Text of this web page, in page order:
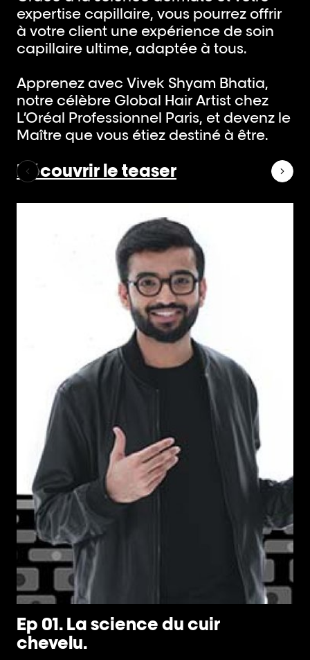
expertise capillaire, vous pourrez offrir
à votre client une expérience de soin
capillaire ultime, adaptée à tous.
Apprenez avec Vivek Shyam Bhatia,
notre célèbre Global Hair Artist chez
L’Oréal Professionnel Paris, et devenz le
Maître que vous étiez destiné à être.
Découvrir le teaser
Ep 01. La science du cuir
chevelu.